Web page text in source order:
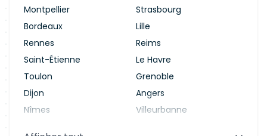
Montpellier
Strasbourg
Bordeaux
Lille
Rennes
Reims
Saint-Étienne
Le Havre
Toulon
Grenoble
Dijon
Angers
Nîmes
Villeurbanne